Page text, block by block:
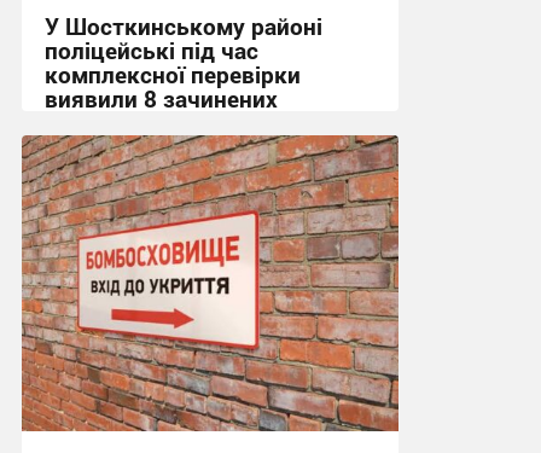
У Шосткинському районі
поліцейські під час
комплексної перевірки
виявили 8 зачинених
15:36, 7.08.2026